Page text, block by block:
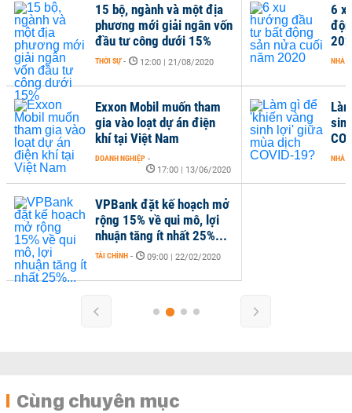
15 bộ, ngành và một địa
phương mới giải ngân vốn
đầu tư công dưới 15%
THỜI SỰ - 12:00 | 21/08/2020
Exxon Mobil muốn tham
gia vào loạt dự án điện
khí tại Việt Nam
DOANH NGHIỆP -
17:00 | 13/06/2020
6
NHÀ
NHÀ
VPBank đặt kế hoạch mở
rộng 15% về qui mô, lợi
nhuận tăng ít nhất 25%...
TÀI CHÍNH - 09:00 | 22/02/2020
Cùng chuyên mục